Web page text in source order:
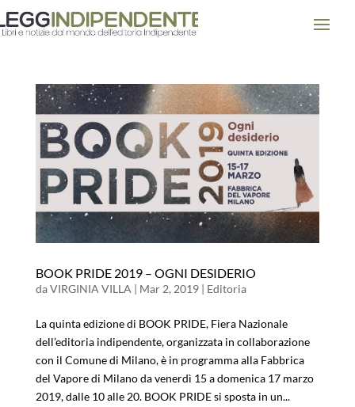
BOOK PRIDE 2019 – OGNI DESIDERIO
daVIRGINIA VILLA | Mar 2, 2019| Editoria
La quinta edizione di BOOK PRIDE, Fiera Nazionale
dell’editoria indipendente, organizzata in collaborazione
con il Comune di Milano, è in programma alla Fabbrica
del Vapore di Milano da venerdì 15 a domenica 17 marzo
2019, dalle 10 alle 20. BOOK PRIDE si sposta in un...